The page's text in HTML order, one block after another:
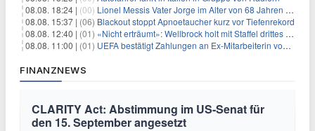
08.08. 18:24 | (00) Lionel Messis Vater Jorge im Alter von 68 Jahren gestorben
08.08. 15:37 | (06) Blackout stoppt Apnoetaucher kurz vor Tiefenrekord
08.08. 12:40 | (01) «Nicht erträumt»: Wellbrock holt mit Staffel drittes EM-Gold
08.08. 11:00 | (01) UEFA bestätigt Zahlungen an Ex-Mitarbeiterin von Infantino
FINANZNEWS
CLARITY Act: Abstimmung im US-Senat für
den 15. September angesetzt